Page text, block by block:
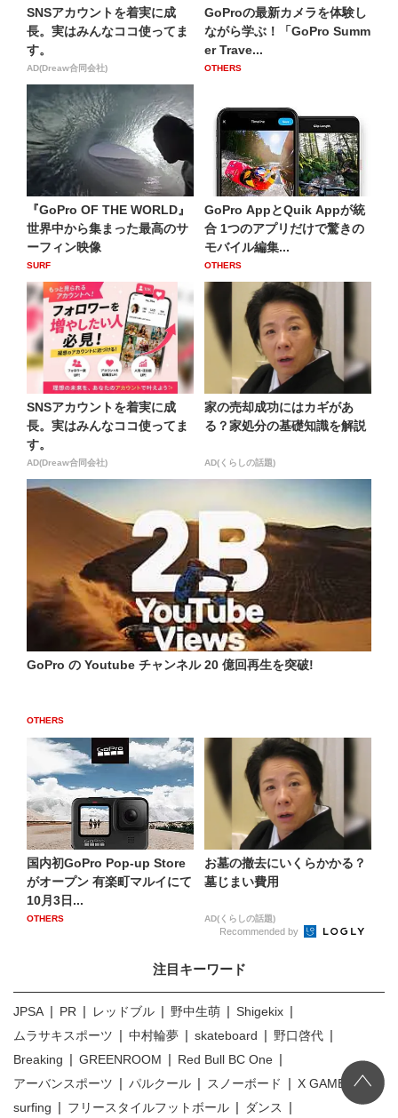
SNSアカウントを着実に成
長。実はみんなココ使ってま
す。
AD(Dreaw合同会社)
GoProの最新カメラを体験し
ながら学ぶ！「GoPro Summ
er Trave...
OTHERS
『GoPro OF THE WORLD』
世界中から集まった最高のサ
ーフィン映像
SURF
GoPro AppとQuik Appが統
合 1つのアプリだけで驚きの
モバイル編集...
OTHERS
SNSアカウントを着実に成
長。実はみんなココ使ってま
す。
AD(Dreaw合同会社)
家の売却成功にはカギがあ
る？家処分の基礎知識を解説
AD(くらしの話題)
GoPro の Youtube チャンネル 20 億回再生を突破!
OTHERS
国内初GoPro Pop-up Store
がオープン 有楽町マルイにて
10月3日...
OTHERS
お墓の撤去にいくらかかる？
墓じまい費用
AD(くらしの話題)
Recommended by
注目キーワード
JPSA PR レッドブル 野中生萌
Shigekix
ムラサキスポーツ
中村輪夢 skateboard
野口啓代
Breaking
GREENROOM
Red Bull BC One
アーバンスポーツ
パルクール スノーボード
X GAMES
surfing
フリースタイルフットボール ダンス